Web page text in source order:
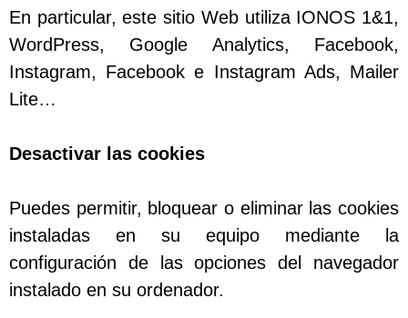
En particular, este sitio Web utiliza IONOS 1&1,
WordPress, Google Analytics, Facebook,
Instagram, Facebook e Instagram Ads, Mailer
Lite…
Desactivar las cookies
Puedes permitir, bloquear o eliminar las cookies
instaladas en su equipo mediante la
configuración de las opciones del navegador
instalado en su ordenador.